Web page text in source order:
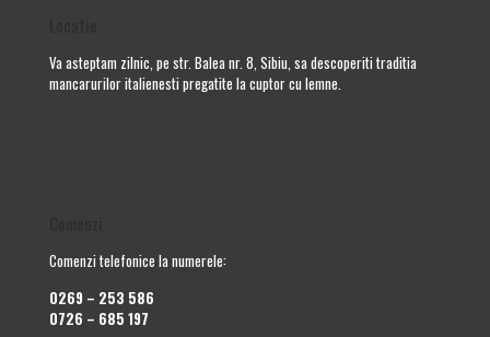
Va asteptam zilnic, pe str. Balea nr. 8, Sibiu, sa descoperiti traditia
mancarurilor italienesti pregatite la cuptor cu lemne.
Comenzi telefonice la numerele:
0269 – 253 586
0726 – 685 197